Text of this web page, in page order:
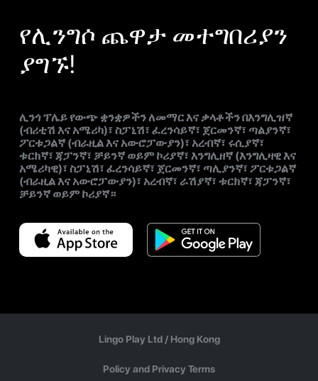
የሊንግሶ ጨዋታ መተግበሪያን
ያግኙ!
ሊንጎ ፕሌይ የውጭ ቋንቋዎችን ለመማር እና ቃላቶችን በእንግሊዝኛ
(ብሪቲሽ እና አሜሪካ)፣ ስፓኒሽ፣ ፈረንሳይኛ፣ ጀርመንኛ፣ ጣልያንኛ፣
ፖርቱጋልኛ (ብራዚል እና አውሮፓውያን)፣ አረብኛ፣ ሩሲያኛ፣
ቱርክኛ፣ ጃፓንኛ፣ ቻይንኛ ወይም ኮሪያኛ፣ እንግሊዘኛ (እንግሊዛዊ እና
አሜሪካዊ)፣ ስፓኒሽ፣ ፈረንሳይኛ፣ ጀርመንኛ፣ ጣሊያንኛ፣ ፖርቱጋልኛ
(ብራዚል እና አውሮፓውያን)፣ አረብኛ፣ ራሽያኛ፣ ቱርክኛ፣ ጃፓንኛ፣
ቻይንኛ ወይም ኮሪያኛ።
Lingo Play Ltd / Hong Kong
Policy and Privacy Terms